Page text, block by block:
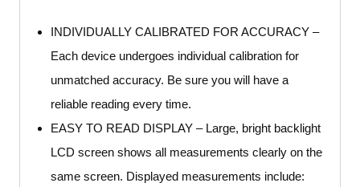
INDIVIDUALLY CALIBRATED FOR ACCURACY –
Each device undergoes individual calibration for
unmatched accuracy. Be sure you will have a
reliable reading every time.
EASY TO READ DISPLAY – Large, bright backlight
LCD screen shows all measurements clearly on the
same screen. Displayed measurements include: